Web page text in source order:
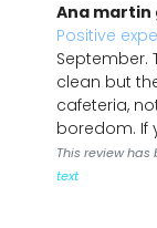
Ana
Positive
September.
clean but
cafeteria,
boredom. If
This review
text